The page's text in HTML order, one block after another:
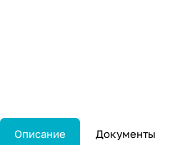
Описание Документы